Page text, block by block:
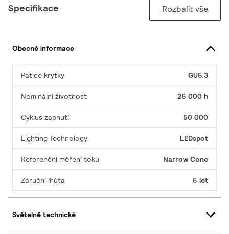
Specifikace Rozbalit vše
Obecné informace
Patice krytky GU5.3
Nominální životnost 25 000 h
Cyklus zapnutí 50 000
Lighting Technology LEDspot
Referenční měření toku Narrow Cone
Záruční lhůta 5 let
Světelně technické